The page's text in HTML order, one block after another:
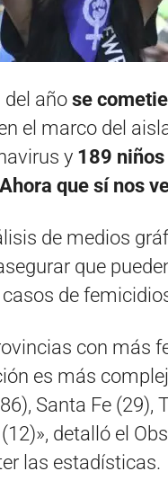
del año se
el marco del
y 189
que sí nos
de medios
que
de
con más
es más
Santa Fe (29),
detalló el
las estadísticas.